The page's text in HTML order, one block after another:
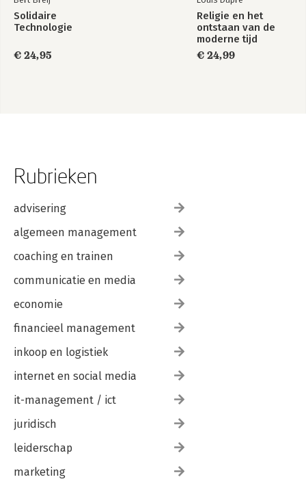
Solidaire
Technologie
€ 24,95
Religie en het
ontstaan van de
moderne tijd
€ 24,99
Rubrieken
advisering
algemeen management
coaching en trainen
communicatie en media
economie
financieel management
inkoop en logistiek
internet en social media
it-management / ict
juridisch
leiderschap
marketing